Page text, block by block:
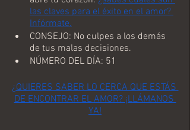
las claves para el éxito en el amor?
Infórmate.
CONSEJO: No culpes a los demás
de tus malas decisiones.
NÚMERO DEL DÍA: 51
¿QUIERES SABER LO CERCA QUE ESTÁS
DE ENCONTRAR EL AMOR? ¡LLÁMANOS
YA!